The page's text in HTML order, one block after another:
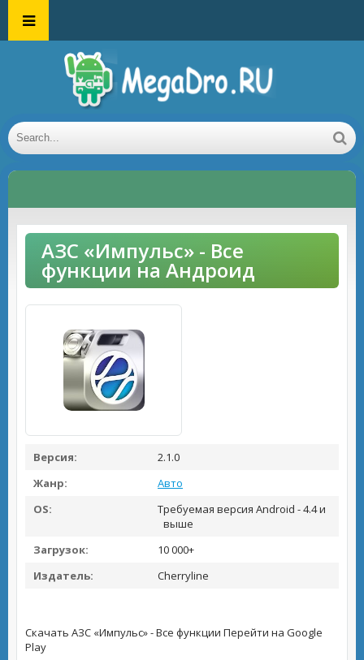
АЗС «Импульс» - Все
функции на Андроид
Версия:
2.1.0
Жанр:
Авто
OS:
Требуемая версия Android - 4.4 и
выше
Загрузок:
10 000+
Издатель:
Cherryline
Скачать АЗС «Импульс» - Все функции Перейти на Google
Play